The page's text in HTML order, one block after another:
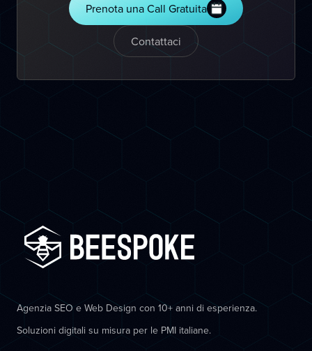
Prenota una Call Gratuita
Contattaci
Agenzia SEO e Web Design con 10+ anni di esperienza.
Soluzioni digitali su misura per le PMI italiane.